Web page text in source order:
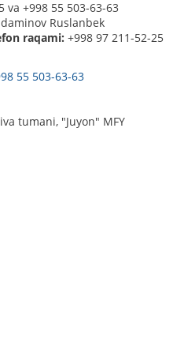
va +998 55 503-63-63
Ruslanbek
raqami: +998 97 211-52-25
55 503-63-63
tumani, "Juyon" MFY